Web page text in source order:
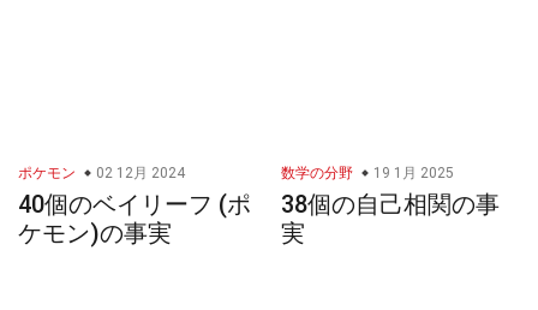
ポケモン 02 12月 2024
40個のベイリーフ (ポ
ケモン)の事実
数学の分野 19 1月 2025
38個の自己相関の事
実